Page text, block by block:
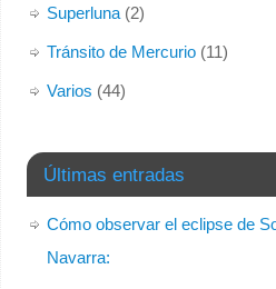
Superluna(2)
Tránsito de Mercurio(11)
Varios (44)
Últimas entradas
Cómo observar el eclipse de
Navarra: